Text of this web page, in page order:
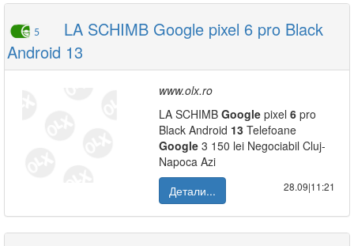
5
LA SCHIMB Google pixel 6 pro Black
Android 13
www.olx.ro
LA SCHIMB Google pixel 6 pro
Black Android 13 Telefoane
Google 3 150 lei Negociabil Cluj-
Napoca Azi
Детали...
28.09|11:21